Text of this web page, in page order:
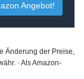
Angebot!
Änderung der Preise,
· Als Amazon-